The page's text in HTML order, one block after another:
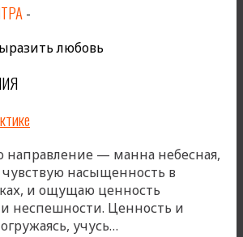
-
любовь
направление — манна небесная,
чувствую насыщенность в
и ощущаю ценность
неспешности. Ценность и
учусь…